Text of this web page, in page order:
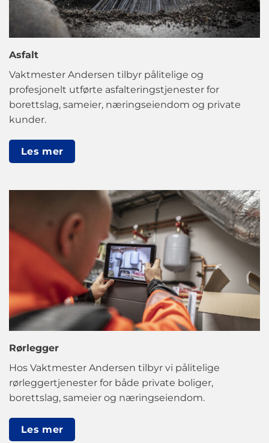
Asfalt
Vaktmester Andersen tilbyr pålitelige og
profesjonelt utførte asfalteringstjenester for
borettslag, sameier, næringseiendom og private
kunder.
Les mer
Rørlegger
Hos Vaktmester Andersen tilbyr vi pålitelige
rørleggertjenester for både private boliger,
borettslag, sameier og næringseiendom.
Les mer